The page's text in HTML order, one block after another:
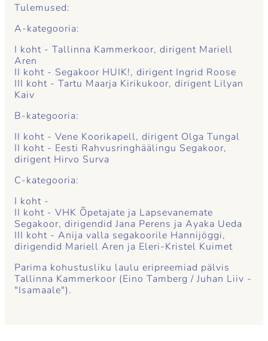
Tulemused:
A-kategooria:
I koht - Tallinna Kammerkoor, dirigent Mariell
Aren
II koht - Segakoor HUIK!, dirigent Ingrid Roose
III koht - Tartu Maarja Kirikukoor, dirigent Lilyan
Kaiv
B-kategooria:
II koht - Vene Koorikapell, dirigent Olga Tungal
II koht - Eesti Rahvusringhäälingu Segakoor,
dirigent Hirvo Surva
C-kategooria:
I koht -
II koht - VHK Õpetajate ja Lapsevanemate
Segakoor, dirigendid Jana Perens ja Ayaka Ueda
III koht - Anija valla segakoorile Hannijöggi,
dirigendid Mariell Aren ja Eleri-Kristel Kuimet
Parima kohustusliku laulu eripreemiad pälvis
Tallinna Kammerkoor (Eino Tamberg / Juhan Liiv -
"Isamaale").